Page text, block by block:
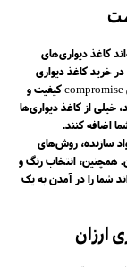
کاغذ دیواری‌های
خرید کاغذ دیواری
ارزان این است که تصمیم‌گیری هوشمندانه‌ای داشته باشید تا بدون compromise کیفیت و
خیلی از کاغذ دیواری‌ها
اضافه کنند.
سازنده، روش‌های
همچنین، انتخاب رنگ و
شما را در آمدن به یک
ارزان